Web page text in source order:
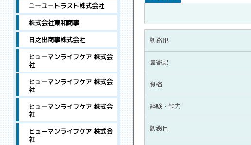
勤務地
最寄駅
資格
経験・能力
勤務日
ユーユートラスト株式会社
株式会社東和商事
日之出商事株式会社
ヒューマンライフケア 株式会
社
ヒューマンライフケア 株式会
社
ヒューマンライフケア 株式会
社
ヒューマンライフケア 株式会
社